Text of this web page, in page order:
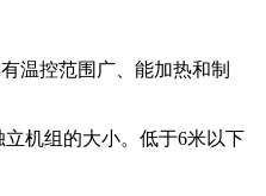
温控范围广、能加热和制
机组的大小。低于6米以下